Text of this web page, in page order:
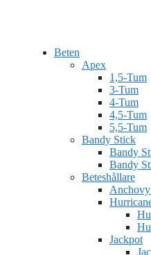
Beten
Apex
1,5-Tum
3-Tum
4-Tum
4,5-Tum
5,5-Tum
Bandy Stick
Bandy
Bandy
Beteshållare
Jackpot